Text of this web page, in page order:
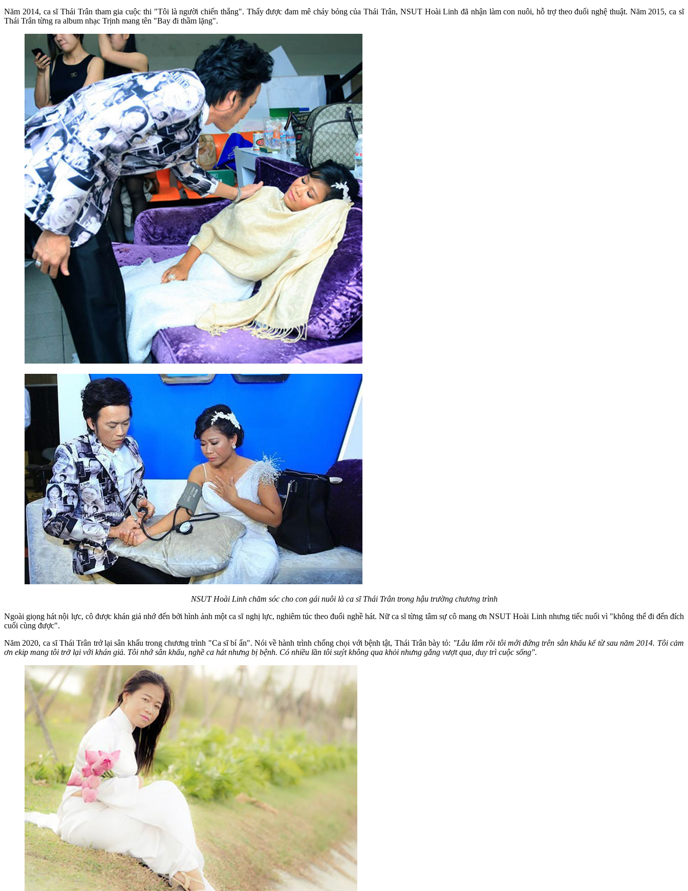
Năm 2014, ca sĩ Thái Trân tham gia cuộc thi "Tôi là người chiến thắng". Thấy được đam mê cháy bỏng của Thái Trân, NSUT Hoài Linh đã nhận làm con nuôi, hỗ trợ theo đuổi nghệ thuật. Năm 2015, ca sĩ
Thái Trân từng ra album nhạc Trịnh mang tên "Bay đi thầm lặng".
NSUT Hoài Linh chăm sóc cho con gái nuôi là ca sĩ Thái Trân trong hậu trường chương trình
Ngoài giọng hát nội lực, cô được khán giả nhớ đến bởi hình ảnh một ca sĩ nghị lực, nghiêm túc theo đuổi nghề hát. Nữ ca sĩ từng tâm sự cô mang ơn NSUT Hoài Linh nhưng tiếc nuối vì "không thể đi đến đích
cuối cùng được".
Năm 2020, ca sĩ Thái Trân trở lại sân khấu trong chương trình "Ca sĩ bí ẩn". Nói về hành trình chống chọi với bệnh tật, Thái Trân bày tỏ: "Lâu lắm rồi tôi mới đứng trên sân khấu kể từ sau năm 2014. Tôi cảm
ơn ekip mang tôi trở lại với khán giả. Tôi nhớ sân khấu, nghề ca hát nhưng bị bệnh. Có nhiều lần tôi suýt không qua khỏi nhưng gắng vượt qua, duy trì cuộc sống".